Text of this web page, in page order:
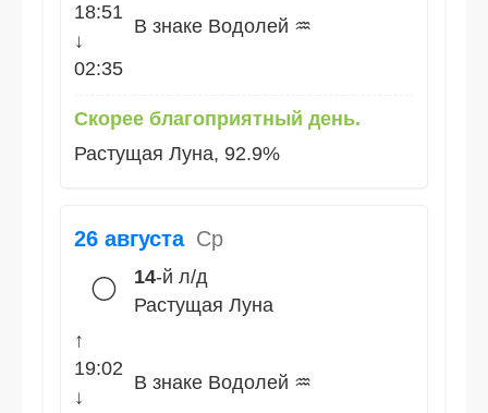
18:51
↓
02:35
В знаке Водолей ♒
Скорее благоприятный день.
Растущая Луна, 92.9%
26 августа Ср
🌕 14-й л/д
Растущая Луна
↑
19:02
↓
В знаке Водолей ♒